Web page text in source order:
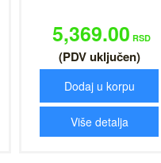
5,369.00 RSD
(PDV uključen)
Dodaj u korpu
Više detalja